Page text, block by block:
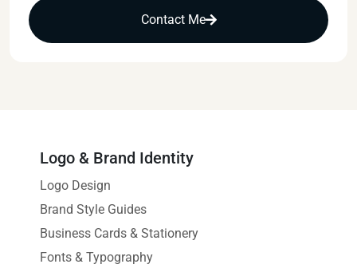
Contact Me
Logo & Brand Identity
Logo Design
Brand Style Guides
Business Cards & Stationery
Fonts & Typography